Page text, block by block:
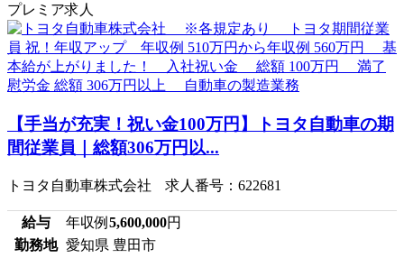
プレミア求人
【手当が充実！祝い金100万円】トヨタ自動車の期
間従業員｜総額306万円以...
トヨタ自動車株式会社 求人番号：622681
給与 年収例 5,600,000円
勤務地 愛知県 豊田市